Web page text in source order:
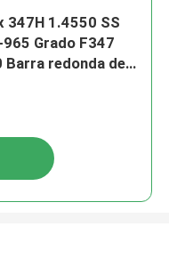
347H 1.4550 SS
Grado F347
Barra redonda de